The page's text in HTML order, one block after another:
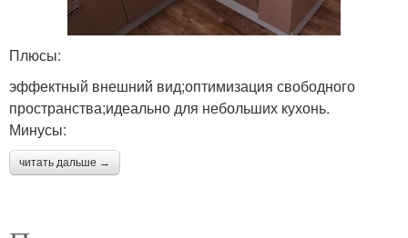
Плюсы:
эффектный внешний вид;оптимизация свободного
пространства;идеально для небольших кухонь.
Минусы:
читать дальше →